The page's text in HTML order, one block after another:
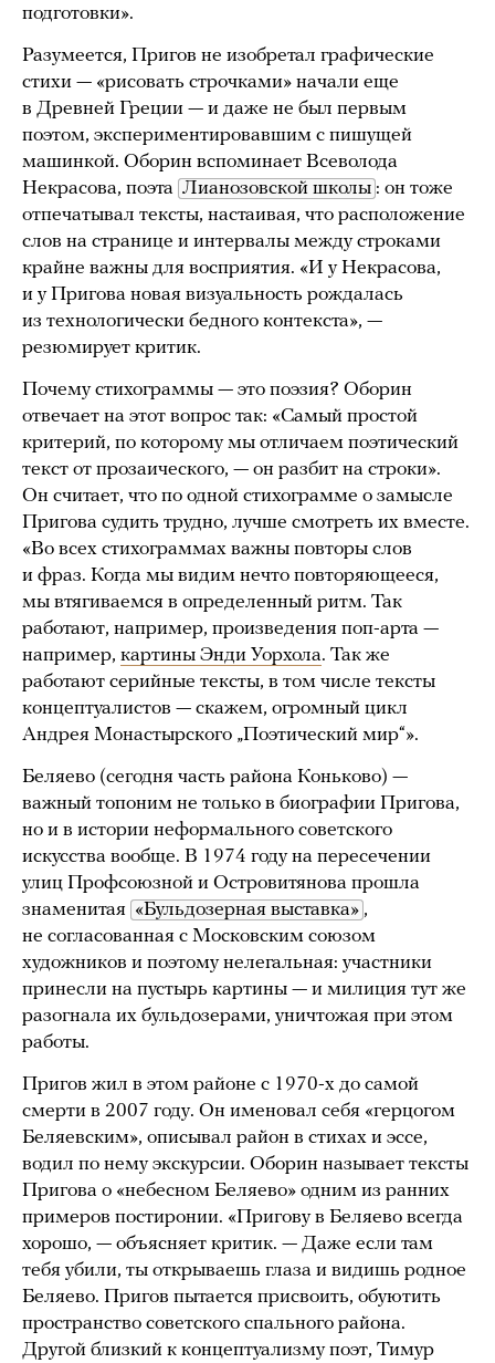
подготовки».
Разумеется, Пригов не изобретал графические
стихи — «рисовать строчками» начали еще
в Древней Греции — и даже не был первым
поэтом, экспериментировавшим с пишущей
машинкой. Оборин вспоминает Всеволода
Некрасова, поэта Лианозовской школы : он тоже
отпечатывал тексты, настаивая, что расположение
слов на странице и интервалы между строками
крайне важны для восприятия. «И у Некрасова,
и у Пригова новая визуальность рождалась
из технологически бедного контекста», —
резюмирует критик.
Почему стихограммы — это поэзия? Оборин
отвечает на этот вопрос так: «Самый простой
критерий, по которому мы отличаем поэтический
текст от прозаического, — он разбит на строки».
Он считает, что по одной стихограмме о замысле
Пригова судить трудно, лучше смотреть их вместе.
«Во всех стихограммах важны повторы слов
и фраз. Когда мы видим нечто повторяющееся,
мы втягиваемся в определенный ритм. Так
работают, например, произведения поп-арта —
например, картины Энди Уорхола. Так же
работают серийные тексты, в том числе тексты
концептуалистов — скажем, огромный цикл
Андрея Монастырского „Поэтический мир“».
Беляево (сегодня часть района Коньково) —
важный топоним не только в биографии Пригова,
но и в истории неформального советского
искусства вообще. В 1974 году на пересечении
улиц Профсоюзной и Островитянова прошла
знаменитая «Бульдозерная выставка» ,
не согласованная с Московским союзом
художников и поэтому нелегальная: участники
принесли на пустырь картины — и милиция тут же
разогнала их бульдозерами, уничтожая при этом
работы.
Пригов жил в этом районе с 1970-х до самой
смерти в 2007 году. Он именовал себя «герцогом
Беляевским», описывал район в стихах и эссе,
водил по нему экскурсии. Оборин называет тексты
Пригова о «небесном Беляево» одним из ранних
примеров постиронии. «Пригову в Беляево всегда
хорошо, — объясняет критик. — Даже если там
тебя убили, ты открываешь глаза и видишь родное
Беляево. Пригов пытается присвоить, обуютить
пространство советского спального района.
Другой близкий к концептуализму поэт, Тимур